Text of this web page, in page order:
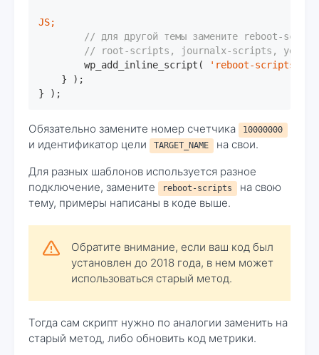
JS;
// для другой темы замените reboot-
// root-scripts, journalx-scripts,
        wp_add_inline_script(
'reboot-scripts'
    } );
} );
Обязательно замените номер счетчика 10000000
и идентификатор цели TARGET_NAME
на свои.
Для разных шаблонов используется разное
подключение, замените
reboot-scripts
на свою
тему, примеры написаны в коде выше.
Обратите внимание, если ваш код был
установлен до 2018 года, в нем может
использоваться старый метод.
Тогда сам скрипт нужно по аналогии заменить на
старый метод, либо обновить код метрики.